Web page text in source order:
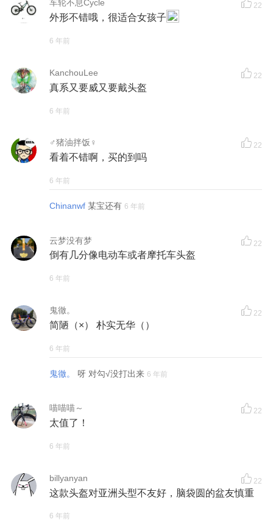
车轮不息Cycle 22
外形不错哦，很适合女孩子
6 年前
KanchouLee 22
真系又要威又要戴头盔
6 年前
♂猪油拌饭♀ 22
看着不错啊，买的到吗
6 年前
Chinanwf 某宝还有 6 年前
云梦没有梦 22
倒有几分像电动车或者摩托车头盔
6 年前
鬼徹。 22
简陋（×） 朴实无华（）
6 年前
鬼徹。 呀 对勾√没打出来 6 年前
喵喵喵～ 22
太值了！
6 年前
billyanyan 22
这款头盔对亚洲头型不友好，脑袋圆的盆友慎重
6 年前